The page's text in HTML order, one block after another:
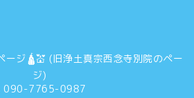
ージ🛕💒 (旧浄土真宗西念寺別院のペー
ジ)
090-7765-0987